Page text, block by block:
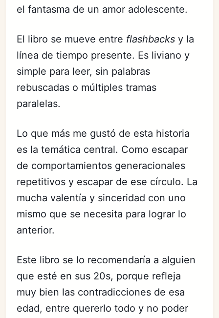
el fantasma de un amor adolescente.
El libro se mueve entre flashbacks y la
línea de tiempo presente. Es liviano y
simple para leer, sin palabras
rebuscadas o múltiples tramas
paralelas.
Lo que más me gustó de esta historia
es la temática central. Como escapar
de comportamientos generacionales
repetitivos y escapar de ese círculo. La
mucha valentía y sinceridad con uno
mismo que se necesita para lograr lo
anterior.
Este libro se lo recomendaría a alguien
que esté en sus 20s, porque refleja
muy bien las contradicciones de esa
edad, entre quererlo todo y no poder